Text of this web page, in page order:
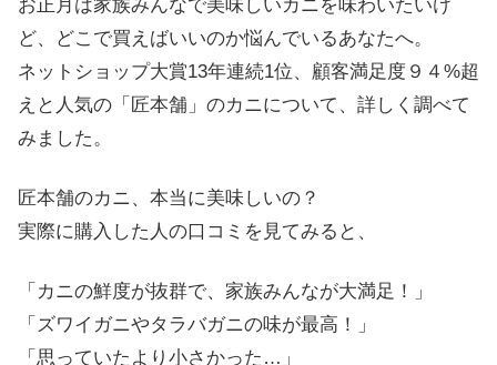
お正月は家族みんなで美味しいカニを味わいたいけ
ど、どこで買えばいいのか悩んでいるあなたへ。
ネットショップ大賞13年連続1位、顧客満足度９４%超
えと人気の「匠本舗」のカニについて、詳しく調べて
みました。
匠本舗のカニ、本当に美味しいの？
実際に購入した人の口コミを見てみると、
「カニの鮮度が抜群で、家族みんなが大満足！」
「ズワイガニやタラバガニの味が最高！」
「思っていたより小さかった…」